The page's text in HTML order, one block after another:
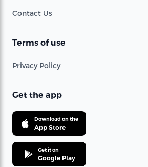
Contact Us
Terms of use
Privacy Policy
Get the app
Download on the
App Store
Get it on
Google Play